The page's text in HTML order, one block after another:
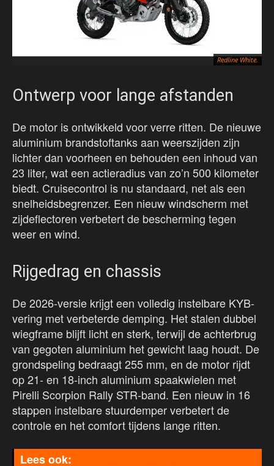
Redline White.
Ontwerp voor lange afstanden
De motor is ontwikkeld voor verre ritten. De nieuwe
aluminium brandstoftanks aan weerszijden zijn
lichter dan voorheen en behouden een inhoud van
23 liter, wat een actieradius van zo’n 500 kilometer
biedt. Cruisecontrol is nu standaard, net als een
snelheidsbegrenzer. Een nieuw windscherm met
zijdeflectoren verbetert de bescherming tegen
weer en wind.
Rijgedrag en chassis
De 2026-versie krijgt een volledig instelbare KYB-
vering met verbeterde demping. Het stalen dubbel
wiegframe blijft licht en sterk, terwijl de achterbrug
van gegoten aluminium het gewicht laag houdt. De
grondspeling bedraagt 255 mm, en de motor rijdt
op 21- en 18-inch aluminium spaakwielen met
Pirelli Scorpion Rally STR-band. Een nieuw in 16
stappen instelbare stuurdemper verbetert de
controle en het comfort tijdens lange ritten.